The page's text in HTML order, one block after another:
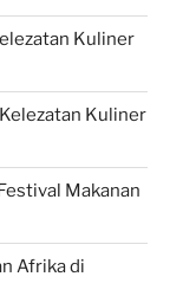
Kuliner
Kuliner
Makanan
Afrika di